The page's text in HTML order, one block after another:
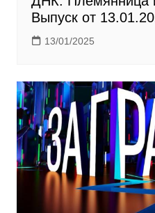
Выпуск от
13/01/2025